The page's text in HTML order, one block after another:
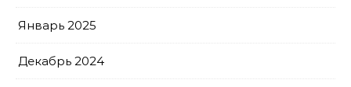
Январь 2025
Декабрь 2024